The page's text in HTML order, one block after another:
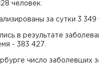
человек.
за сутки 3
в результате
- 383 427.
число заболевших